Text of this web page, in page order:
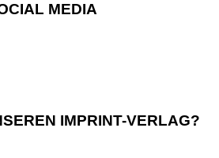
MEDIA
IMPRINT-VERLAG?